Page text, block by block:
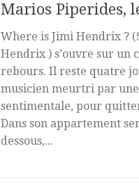
Marios Piperides,
Where is Jimi Hendrix ?
Hendrix ) s’ouvre sur un
rebours. Il reste quatre
musicien meurtri par
sentimentale, pour
Dans son appartement
dessous,...